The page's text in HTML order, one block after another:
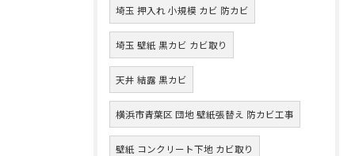
埼玉 押入れ 小規模 カビ 防カビ
埼玉 壁紙 黒カビ カビ取り
天井 結露 黒カビ
横浜市青葉区 団地 壁紙張替え 防カビ工事
壁紙 コンクリート下地 カビ取り